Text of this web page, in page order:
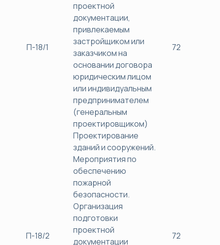
П-18/1
проектной
документации,
привлекаемым
застройщиком или
заказчиком на
основании договора
юридическим лицом
или индивидуальным
предпринимателем
(генеральным
проектировщиком)
72
П-18/2
Проектирование
зданий и сооружений.
Мероприятия по
обеспечению
пожарной
безопасности.
Организация
подготовки
проектной
документации
72